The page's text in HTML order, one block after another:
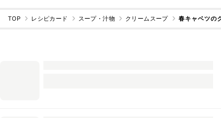
TOP レシピカード スープ・汁物 クリームスープ 春キャベツの